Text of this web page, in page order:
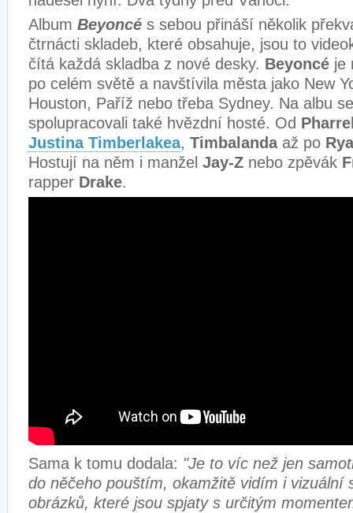
Album Beyoncé s sebou přináší několik
čtrnácti skladeb, které obsahuje, jsou to
čítá každá skladba z nové desky. Beyoncé je
po celém světě a navštívila města jako New
Houston, Paříž nebo třeba Sydney. Na albu
spolupracovali také hvězdní hosté. Od
Justina Timberlakea, Timbalandaaž po
Hostují na něm i manžel Jay-Z nebo zpěvák
rapper Drake.
Sama k tomu dodala: "Je to víc než jen
do něčeho pouštím, okamžitě vidím i vizuální
obrázků, které jsou spjaty s určitým